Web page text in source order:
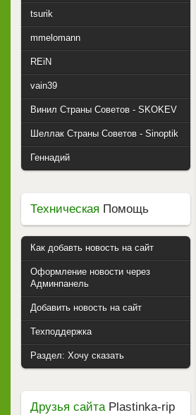
tsurik
mmelomann
REiN
vain39
Винил Страны Советов - SKOKEV
Шеллак Страны Советов - Sinoptik
Геннадий
Техническая Помощь
Как добавть новость на сайт
Оформление новости через
Админпанель
Добавить новость на сайт
Техподдержка
Раздел: Хочу сказать
Друзья сайтаPlastinka-rip